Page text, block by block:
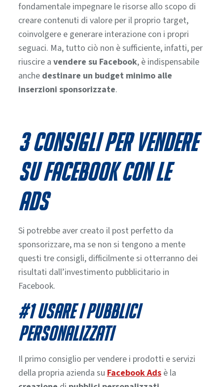
fondamentale impegnare le risorse allo scopo di
creare contenuti di valore per il proprio target,
coinvolgere e generare interazione con i propri
seguaci. Ma, tutto ciò non è sufficiente, infatti, per
riuscire a vendere su Facebook, è indispensabile
anchedestinare un budget minimo alle
inserzioni sponsorizzate.
3 consigli per vendere
su Facebook con le
Ads
Si potrebbe aver creato il post perfetto da
sponsorizzare, ma se non si tengono a mente
questi tre consigli, difficilmente si otterranno dei
risultati dall’investimento pubblicitario in
Facebook.
#1 Usare i pubblici
personalizzati
Il primo consiglio per vendere i prodotti e servizi
della propria azienda suFacebook Adsè la